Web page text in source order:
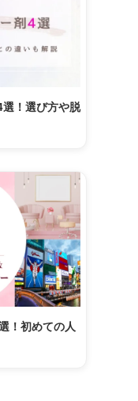
！選び方や脱
！初めての人